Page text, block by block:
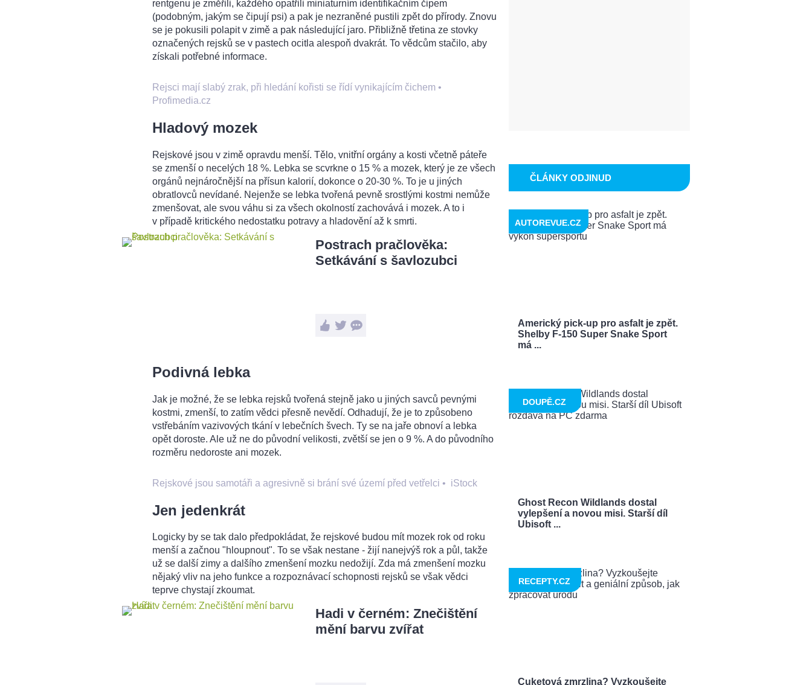
rentgenu je změřili, každého opatřili miniaturním identifikačním čipem
(podobným, jakým se čipují psi) a pak je nezraněné pustili zpět do přírody. Znovu
se je pokusili polapit v zimě a pak následující jaro. Přibližně třetina ze stovky
označených rejsků se v pastech ocitla alespoň dvakrát. To vědcům stačilo, aby
získali potřebné informace.
Rejsci mají slabý zrak, při hledání kořisti se řídí vynikajícím čichem •
Profimedia.cz
Hladový mozek
Rejskové jsou v zimě opravdu menší. Tělo, vnitřní orgány a kosti včetně páteře
se zmenší o necelých 18 %. Lebka se scvrkne o 15 % a mozek, který je ze všech
orgánů nejnáročnější na přísun kalorií, dokonce o 20-30 %. To je u jiných
obratlovců nevídané. Nejenže se lebka tvořená pevně srostlými kostmi nemůže
zmenšovat, ale svou váhu si za všech okolností zachovává i mozek. A to i
v případě kritického nedostatku potravy a hladovění až k smrti.
Postrach pračlověka:
Setkávání s šavlozubci
Podivná lebka
Jak je možné, že se lebka rejsků tvořená stejně jako u jiných savců pevnými
kostmi, zmenší, to zatím vědci přesně nevědí. Odhadují, že je to způsobeno
vstřebáním vazivových tkání v lebečních švech. Ty se na jaře obnoví a lebka
opět doroste. Ale už ne do původní velikosti, zvětší se jen o 9 %. A do původního
rozměru nedoroste ani mozek.
Rejskové jsou samotáři a agresivně si brání své území před vetřelci • iStock
Jen jedenkrát
Logicky by se tak dalo předpokládat, že rejskové budou mít mozek rok od roku
menší a začnou "hloupnout". To se však nestane - žijí nanejvýš rok a půl, takže
už se další zimy a dalšího zmenšení mozku nedožijí. Zda má zmenšení mozku
nějaký vliv na jeho funkce a rozpoznávací schopnosti rejsků se však vědci
teprve chystají zkoumat.
Hadi v černém: Znečištění
mění barvu zvířat
ČLÁNKY ODJINUD
Americký pick-up pro asfalt je zpět.
Shelby F-150 Super Snake Sport
má ...
AUTOREVUE.CZ
Ghost Recon Wildlands dostal
vylepšení a novou misi. Starší díl
Ubisoft ...
DOUPĚ.CZ
Cuketová zmrzlina? Vyzkoušejte
RECEPTY.CZ